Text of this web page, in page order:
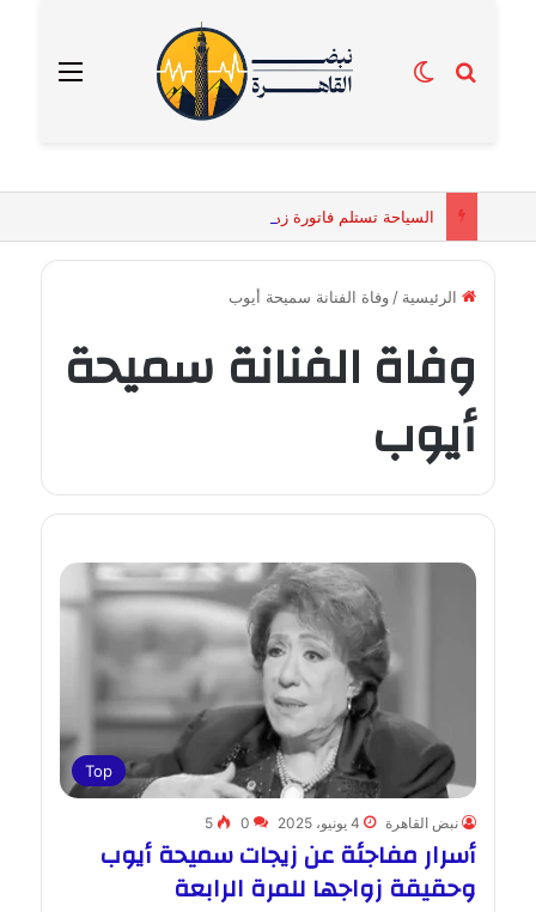
القائمة بحث عنالوضع المظلم
الرئيسية / وفاة الفنانة سميحة أيوب
وفاة الفنانة سميحة
أيوب
Top
نبض القاهرة 4 يونيو، 2025 0
5
أسرار مفاجئة عن زيجات سميحة أيوب
وحقيقة زواجها للمرة الرابعة